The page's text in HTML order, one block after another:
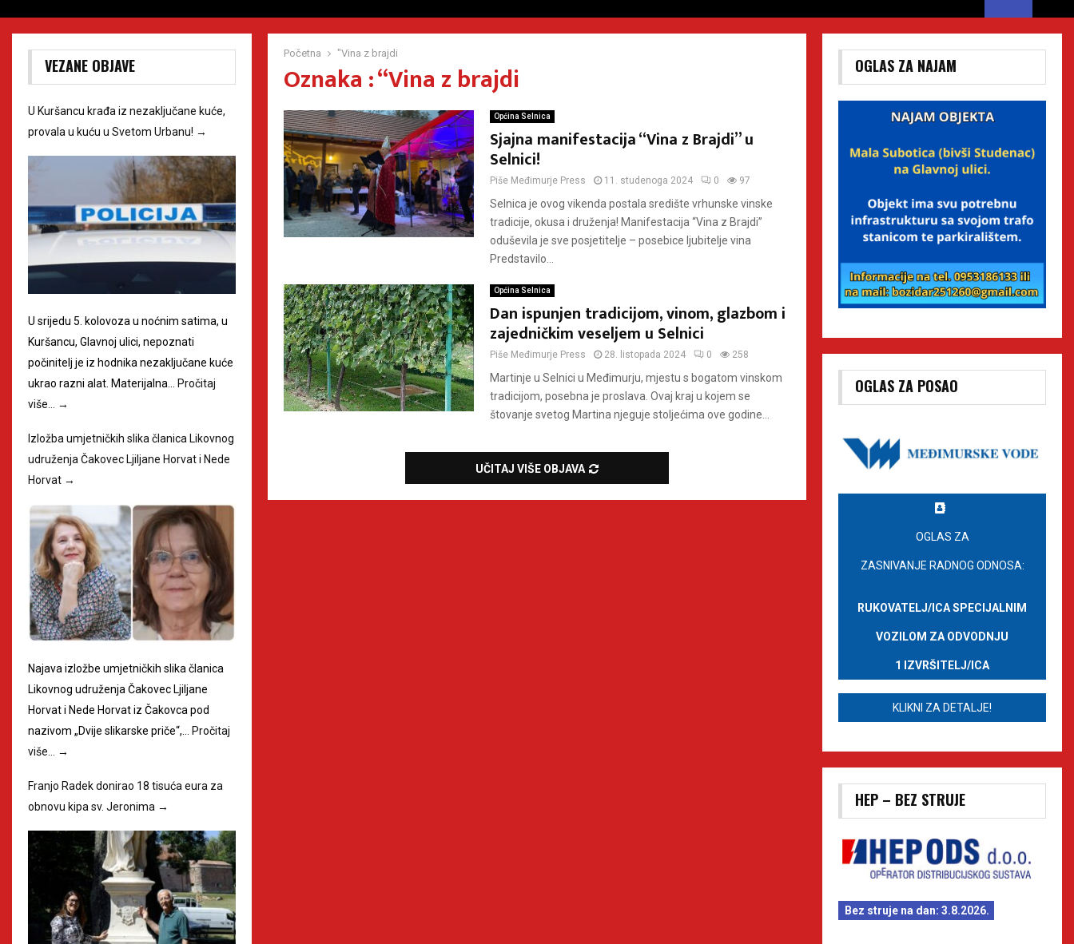
Početna "Vina z brajdi
Oznaka : “Vina z brajdi
Općina Selnica
Sjajna manifestacija “Vina z Brajdi” u
Selnici!
Piše Međimurje Press 11. studenoga 2024 0 97
Selnica je ovog vikenda postala središte vrhunske vinske
tradicije, okusa i druženja! Manifestacija “Vina z Brajdi”
oduševila je sve posjetitelje – posebice ljubitelje vina
Predstavilo...
Općina Selnica
Dan ispunjen tradicijom, vinom, glazbom i
zajedničkim veseljem u Selnici
Piše Međimurje Press 28. listopada 2024 0 258
Martinje u Selnici u Međimurju, mjestu s bogatom vinskom
tradicijom, posebna je proslava. Ovaj kraj u kojem se
štovanje svetog Martina njeguje stoljećima ove godine...
UČITAJ VIŠE OBJAVA
VEZANE OBJAVE
U Kuršancu krađa iz nezaključane kuće,
provala u kuću u Svetom Urbanu! →
U srijedu 5. kolovoza u noćnim satima, u
Kuršancu, Glavnoj ulici, nepoznati
počinitelj je iz hodnika nezaključane kuće
ukrao razni alat. Materijalna…
Pročitaj
više…
→
Izložba umjetničkih slika članica Likovnog
udruženja Čakovec Ljiljane Horvat i Nede
Horvat →
Najava izložbe umjetničkih slika članica
Likovnog udruženja Čakovec Ljiljane
Horvat i Nede Horvat iz Čakovca pod
nazivom „Dvije slikarske priče“,… Pročitaj
više… →
Franjo Radek donirao 18 tisuća eura za
obnovu kipa sv. Jeronima →
OGLAS ZA NAJAM
OGLAS ZA POSAO
OGLAS ZA
ZASNIVANJE RADNOG ODNOSA:
RUKOVATELJ/ICA SPECIJALNIM
VOZILOM ZA ODVODNJU
1 IZVRŠITELJ/ICA
KLIKNI ZA DETALJE!
HEP – BEZ STRUJE
Bez struje na dan: 3.8.2026.